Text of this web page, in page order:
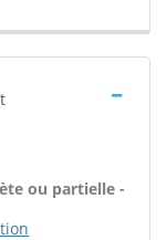
ou partielle -